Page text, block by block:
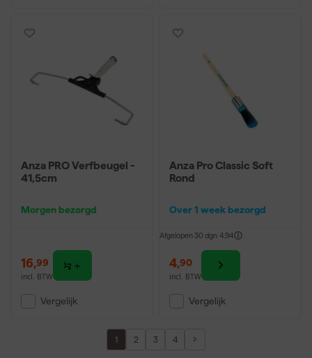
Anza PRO Verfbeugel -
41,5cm
Morgen bezorgd
16,99
incl. BTW
Vergelijk
Anza Pro Classic Soft
Rond
Over 1 week bezorgd
Afgelopen 30 dgn 4,94
4,90
incl. BTW
Vergelijk
1 2 3 4